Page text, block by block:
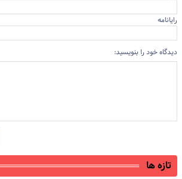
رایانامه
دیدگاه خود را بنویسید:
تازه ها